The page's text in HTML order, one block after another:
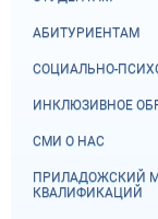
АБИТУРИЕНТАМ
СОЦИАЛЬНО-
ИНКЛЮЗИВНОЕ
СМИ О НАС
ПРИЛАДОЖСКИЙ
КВАЛИФИКАЦИЙ